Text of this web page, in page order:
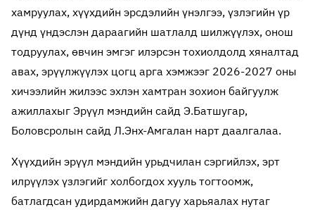
хамруулах, хүүхдийн эрсдэлийн үнэлгээ, үзлэгийн үр
дүнд үндэслэн дараагийн шатлалд шилжүүлэх, онош
тодруулах, өвчин эмгэг илэрсэн тохиолдолд хяналтад
авах, эрүүлжүүлэх цогц арга хэмжээг 2026-2027 оны
хичээлийн жилээс эхлэн хамтран зохион байгуулж
ажиллахыг Эрүүл мэндийн сайд Э.Батшугар,
Боловсролын сайд Л.Энх-Амгалан нарт даалгалаа.
Хүүхдийн эрүүл мэндийн урьдчилан сэргийлэх, эрт
илрүүлэх үзлэгийг холбогдох хууль тогтоомж,
батлагдсан удирдамжийн дагуу харьяалах нутаг